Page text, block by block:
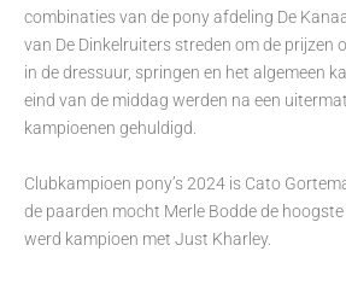
combinaties van de pony afdeling De
van De Dinkelruiters streden om de prijzen
in de dressuur, springen en het algemeen
eind van de middag werden na een
kampioenen gehuldigd.
Clubkampioen pony’s 2024 is Cato
de paarden mocht Merle Boddede
werd kampioen met Just Kharley.